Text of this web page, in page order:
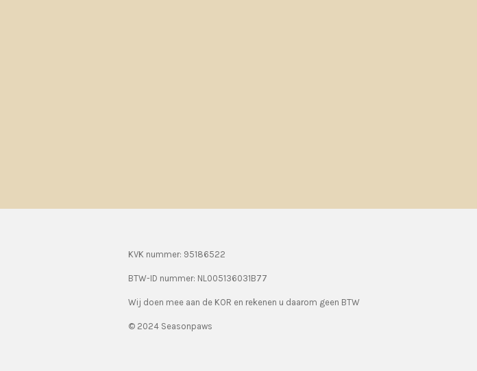
KVK nummer: 95186522
BTW-ID nummer: NL005136031B77
Wij doen mee aan de KOR en rekenen u daarom geen BTW
© 2024 Seasonpaws